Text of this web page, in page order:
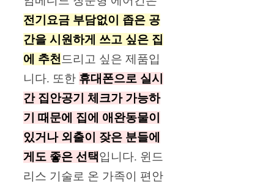
전기요금 부담없이 좁은 공
간을 시원하게 쓰고 싶은 집
에 추천 드리고 싶은 제품입
니다. 또한 휴대폰으로 실시
간 집안공기 체크가 가능하
기 때문에 집에 애완동물이
있거나 외출이 잦은 분들에
게도 좋은 선택입니다. 윈드
리스 기술로 온 가족이 편안